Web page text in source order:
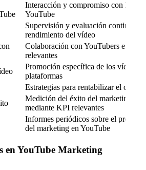
Interacción y compromiso con la
YouTube
Supervisión y evaluación continuas
rendimiento del vídeo
Colaboración con YouTubers e
relevantes
Promoción específica de los vídeos
plataformas
Estrategias para rentabilizar el canal
Medición del éxito del marketing en
mediante KPI relevantes
Informes periódicos sobre el
del marketing en YouTube
en YouTube Marketing